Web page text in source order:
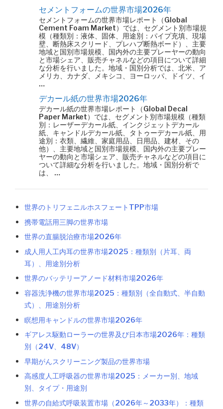
セメントフォームの世界市場2026年
セメントフォームの世界市場レポート（Global
Cement Foam Market）では、セグメント別市場規
模（種類別：液体、固体、用途別：パイプ充填、現場
壁、断熱床スクリード、プレハブ断熱ボード）、主要
地域と国別市場規模、国内外の主要プレーヤーの動向
と市場シェア、販売チャネルなどの項目について詳細
な分析を行いました。地域・国別分析では、北米、ア
メリカ、カナダ、メキシコ、ヨーロッパ、ドイツ、イ
…
デカール紙の世界市場2026年
デカール紙の世界市場レポート（Global Decal
Paper Market）では、セグメント別市場規模（種類
別：レーザーデカール紙、インクジェットデカール
紙、キャンドルデカール紙、タトゥーデカール紙、用
途別：衣類、繊維、家庭用品、日用品、建材、その
他）、主要地域と国別市場規模、国内外の主要プレー
ヤーの動向と市場シェア、販売チャネルなどの項目に
ついて詳細な分析を行いました。地域・国別分析で
は、 …
世界のトリフェニルホスフェートTPP市場
携帯電話用三脚の世界市場
世界の直腸脱治療市場2026年
成人用人工内耳の世界市場2025：種類別（片耳、両
耳）、用途別分析
世界のバッテリーアノード材料市場2026年
容器洗浄機の世界市場2025：種類別（全自動式、半自動
式）、用途別分析
瞑想用キャンドルの世界市場2026年
ギアレス駆動ローラーの世界及び日本市場2026年：種類
別（24V、48V）
早期がんスクリーニング製品の世界市場
高感度人工呼吸器の世界市場2025：メーカー別、地域
別、タイプ・用途別
世界の自給式呼吸装置市場（2026年～2033年）：種類